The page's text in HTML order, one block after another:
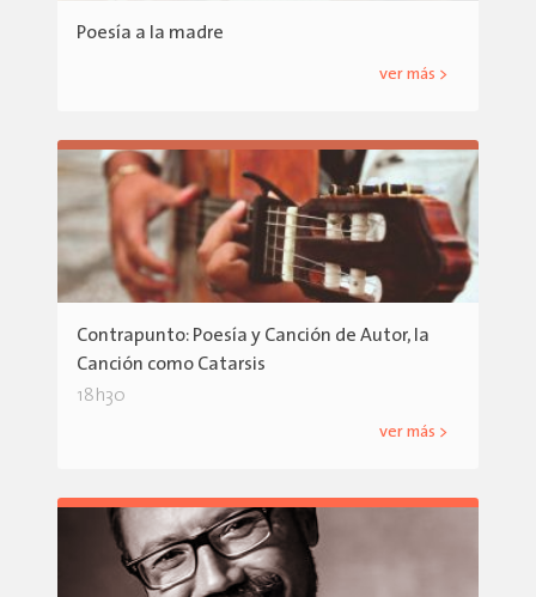
Poesía a la madre
ver más >
Contrapunto: Poesía y Canción de Autor, la
Canción como Catarsis
18h30
ver más >